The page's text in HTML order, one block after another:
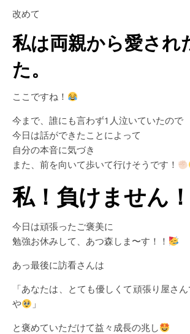
改めて
私は両親から愛され
た。
ここですね！
今まで、誰にも言わず1人泣いていたので
今日は話ができたことによって
自分の本音に気づき
また、前を向いて歩いて行けそうです！
私！負けません！
今日は頑張ったご褒美に
勉強お休みして、あつ森しま〜す！！
あっ最後に訪看さんは
「あなたは、とても優しくて頑張り屋さ
や
」
と褒めていただけて益々成長の兆し